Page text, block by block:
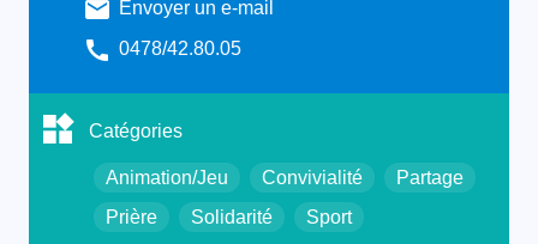
Envoyer un e-mail
0478/42.80.05
Catégories
Animation/Jeu Convivialité
Partage
Prière
Solidarité Sport